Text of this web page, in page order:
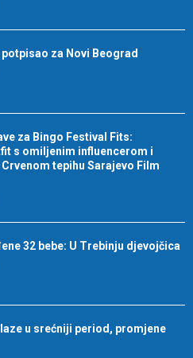
za Novi Beograd
za Bingo Festival Fits:
s omiljenim influencerom i
tepihu Sarajevo Film
32 bebe: U Trebinju djevojčica
u srećniji period, promjene